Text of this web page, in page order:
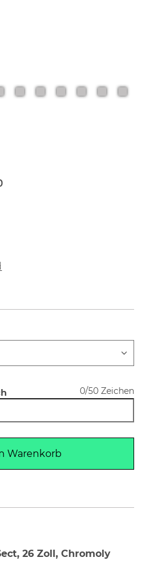
990,00
0/50 Zeichen
Warenkorb
26 Zoll, Chromoly